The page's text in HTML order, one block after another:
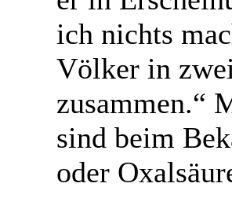
ich nichts
Völker in
zusammen.“
sind beim
oder